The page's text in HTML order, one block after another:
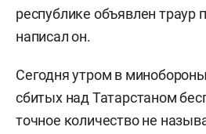
республике объявлен траур
написал он.
Сегодня утром в
сбитых над Татарстаном
точное количество не